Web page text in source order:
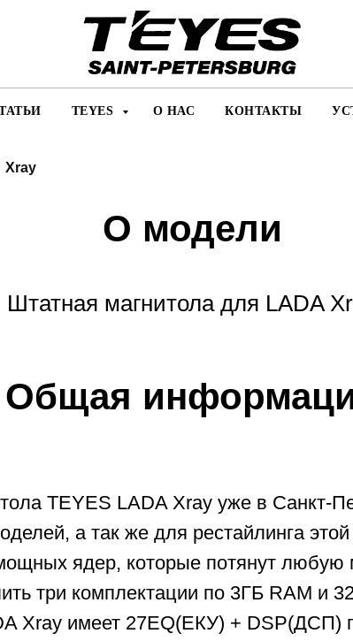
TEYES О НАС КОНТАКТЫ
Xray
О модели
Штатная магнитола для LADA
Общая
TEYES LADA Xray уже в Санкт-
а так же для рестайлинга
ядер, которые потянут
три комплектации по 3ГБ RAM и
Xray имеет 27EQ(ЕКУ) + DSP(ДСП)